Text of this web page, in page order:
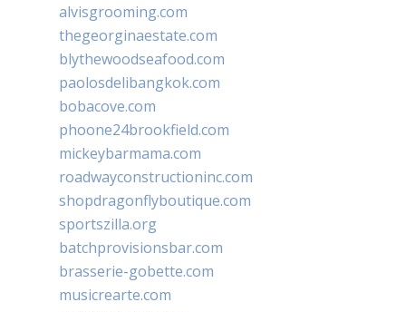
alvisgrooming.com
thegeorginaestate.com
blythewoodseafood.com
paolosdelibangkok.com
bobacove.com
phoone24brookfield.com
mickeybarmama.com
roadwayconstructioninc.com
shopdragonflyboutique.com
sportszilla.org
batchprovisionsbar.com
brasserie-gobette.com
musicrearte.com